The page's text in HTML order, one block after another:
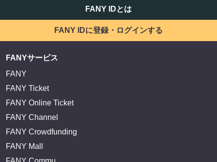
FANY IDとは
FANY IDに登録・ログインする
FANYサービス
FANY
FANY Ticket
FANY Online Ticket
FANY Channel
FANY Crowdfunding
FANY Mall